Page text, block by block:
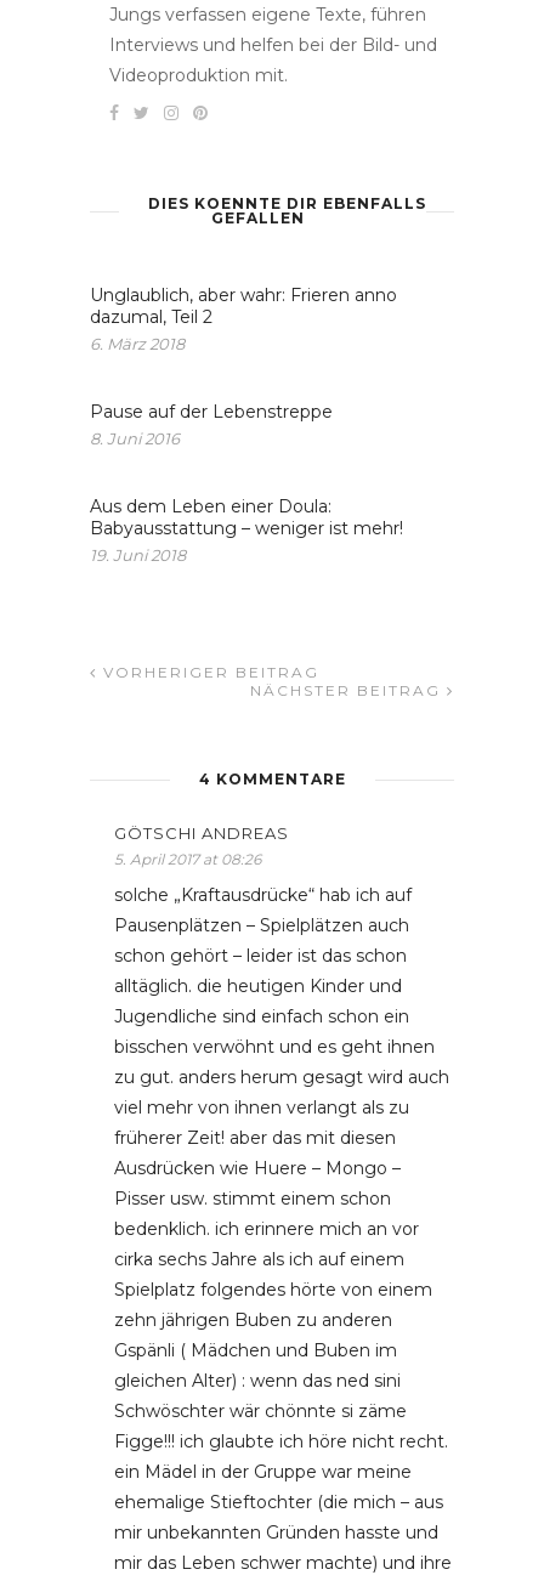
Jungs verfassen eigene Texte, führen
Interviews und helfen bei der Bild- und
Videoproduktion mit.
DIES KOENNTE DIR EBENFALLS
GEFALLEN
Unglaublich, aber wahr: Frieren anno
dazumal, Teil 2
6. März 2018
Pause auf der Lebenstreppe
8. Juni 2016
Aus dem Leben einer Doula:
Babyausstattung – weniger ist mehr!
19. Juni 2018
VORHERIGER BEITRAG
NÄCHSTER BEITRAG
4 KOMMENTARE
GÖTSCHI ANDREAS
5. April 2017 at 08:26
solche „Kraftausdrücke“ hab ich auf
Pausenplätzen – Spielplätzen auch
schon gehört – leider ist das schon
alltäglich. die heutigen Kinder und
Jugendliche sind einfach schon ein
bisschen verwöhnt und es geht ihnen
zu gut. anders herum gesagt wird auch
viel mehr von ihnen verlangt als zu
früherer Zeit! aber das mit diesen
Ausdrücken wie Huere – Mongo –
Pisser usw. stimmt einem schon
bedenklich. ich erinnere mich an vor
cirka sechs Jahre als ich auf einem
Spielplatz folgendes hörte von einem
zehn jährigen Buben zu anderen
Gspänli ( Mädchen und Buben im
gleichen Alter) : wenn das ned sini
Schwöschter wär chönnte si zäme
Figge!!! ich glaubte ich höre nicht recht.
ein Mädel in der Gruppe war meine
ehemalige Stieftochter (die mich – aus
mir unbekannten Gründen hasste und
mir das Leben schwer machte) und ihre